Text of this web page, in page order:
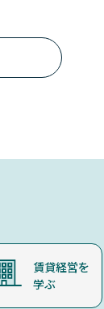
賃貸経営を
学ぶ